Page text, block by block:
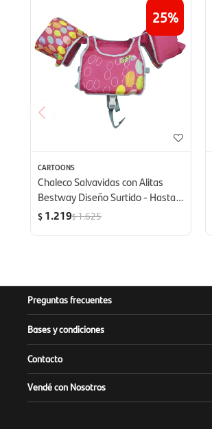
25
CARTOONS
Chaleco Salvavidas con Alitas
Bestway Diseño Surtido - Hasta
30 Kg
$ 1.219$1.625
Preguntas frecuentes
Bases y condiciones
Contacto
Vendé con Nosotros